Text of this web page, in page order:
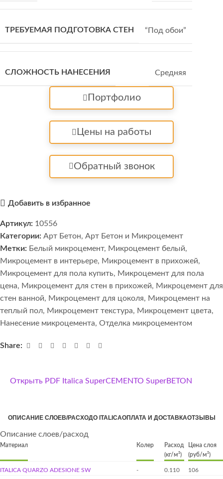
ТРЕБУЕМАЯ ПОДГОТОВКА СТЕН “Под обои”
СЛОЖНОСТЬ НАНЕСЕНИЯ Средняя
Портфолио
Цены на работы
Обратный звонок
Добавить в избранное
Артикул: 10556
Категории: Арт Бетон, Арт Бетон и Микроцемент
Метки: Белый микроцемент, Микроцемент белый,
Микроцемент в интерьере, Микроцемент в прихожей,
Микроцемент для пола купить, Микроцемент для пола
цена, Микроцемент для стен в прихожей, Микроцемент для
стен ванной, Микроцемент для цоколя, Микроцемент на
теплый пол, Микроцемент текстура, Микроцемент цвета,
Нанесение микроцемента, Отделка микроцементом
Share:
Открыть PDF Italica SuperCEMENTO SuperBETON
ОПИСАНИЕ СЛОЕВ/РАСХОДО ITALICAОПЛАТА И ДОСТАВКАОТЗЫВЫ
Описание слоев/расход
Материал Колер
Расход
(кг/м²)
Цена слоя
(руб/м²)
ITALICA QUARZO ADESIONE SW - 0.110 106